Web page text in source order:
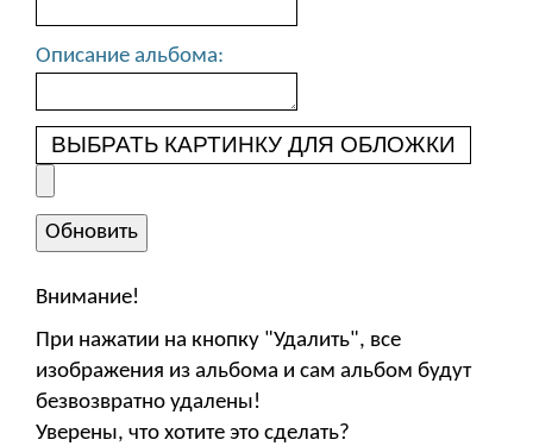
Описание альбома:
ВЫБРАТЬ КАРТИНКУ ДЛЯ ОБЛОЖКИ
Внимание!
При нажатии на кнопку "Удалить", все
изображения из альбома и сам альбом будут
безвозвратно удалены!
Уверены, что хотите это сделать?